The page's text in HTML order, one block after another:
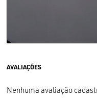
Nenhuma avaliação